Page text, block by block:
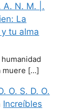
A. N. M. |.
La
tu alma
muere […]
O. S. D. O.
Increíbles